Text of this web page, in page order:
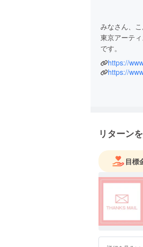
みなさん、こ
東京アーテ
です。
私は今まで
以上のパー
オーケスト
的な状況に
ンのサイト
ターテイメ
さい！
https://
https://
リターン
目標